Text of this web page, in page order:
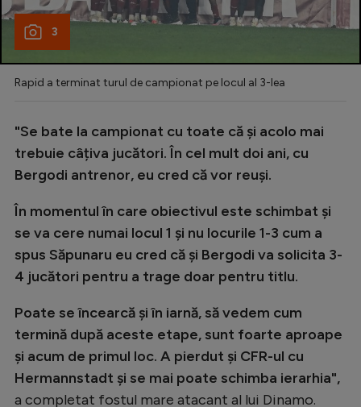
3
Rapid a terminat turul de campionat pe locul al 3-lea
"Se bate la campionat cu toate că și acolo mai
trebuie câțiva jucători. În cel mult doi ani, cu
Bergodi antrenor, eu cred că vor reuși.
În momentul în care obiectivul este schimbat și
se va cere numai locul 1 și nu locurile 1-3 cum a
spus Săpunaru eu cred că și Bergodi va solicita 3-
4 jucători pentru a trage doar pentru titlu.
Poate se încearcă și în iarnă, să vedem cum
termină după aceste etape, sunt foarte aproape
și acum de primul loc. A pierdut și CFR-ul cu
Hermannstadt și se mai poate schimba ierarhia",
a completat fostul mare atacant al lui Dinamo.